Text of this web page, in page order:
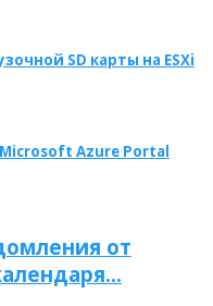
SD карты на ESXi
Azure Portal
от